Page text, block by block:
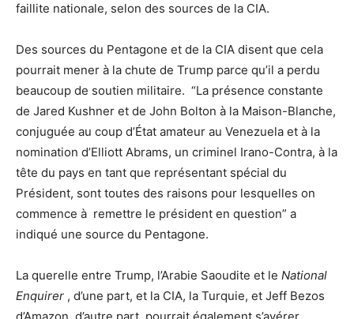
faillite nationale, selon des sources de la CIA.
Des sources du Pentagone et de la CIA disent que cela
pourrait mener à la chute de Trump parce qu’il a perdu
beaucoup de soutien militaire. “La présence constante
de Jared Kushner et de John Bolton à la Maison-Blanche,
conjuguée au coup d’État amateur au Venezuela et à la
nomination d’Elliott Abrams, un criminel Irano-Contra, à la
tête du pays en tant que représentant spécial du
Président, sont toutes des raisons pour lesquelles on
commence à remettre le président en question” a
indiqué une source du Pentagone.
La querelle entre Trump, l’Arabie Saoudite et le National
Enquirer , d’une part, et la CIA, la Turquie, et Jeff Bezos